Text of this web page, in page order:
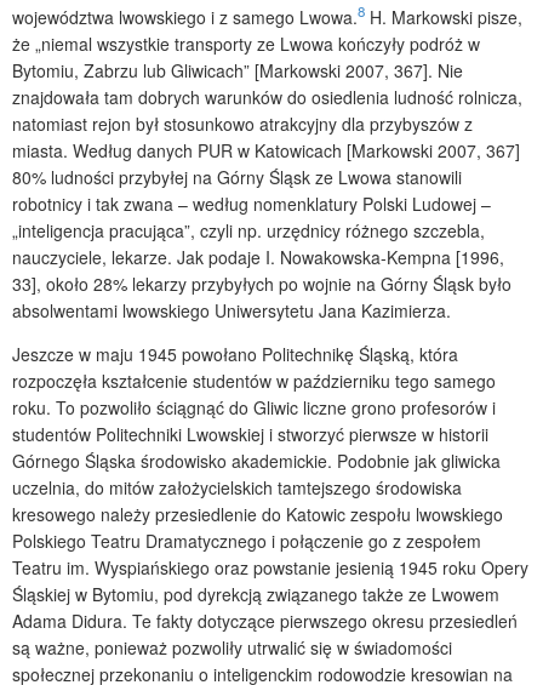
województwa lwowskiego i z samego Lwowa.8 H. Markowski pisze,
że „niemal wszystkie transporty ze Lwowa kończyły podróż w
Bytomiu, Zabrzu lub Gliwicach” [Markowski 2007, 367]. Nie
znajdowała tam dobrych warunków do osiedlenia ludność rolnicza,
natomiast rejon był stosunkowo atrakcyjny dla przybyszów z
miasta. Według danych PUR w Katowicach [Markowski 2007, 367]
80% ludności przybyłej na Górny Śląsk ze Lwowa stanowili
robotnicy i tak zwana – według nomenklatury Polski Ludowej –
„inteligencja pracująca”, czyli np. urzędnicy różnego szczebla,
nauczyciele, lekarze. Jak podaje I. Nowakowska-Kempna [1996,
33], około 28% lekarzy przybyłych po wojnie na Górny Śląsk było
absolwentami lwowskiego Uniwersytetu Jana Kazimierza.
Jeszcze w maju 1945 powołano Politechnikę Śląską, która
rozpoczęła kształcenie studentów w październiku tego samego
roku. To pozwoliło ściągnąć do Gliwic liczne grono profesorów i
studentów Politechniki Lwowskiej i stworzyć pierwsze w historii
Górnego Śląska środowisko akademickie. Podobnie jak gliwicka
uczelnia, do mitów założycielskich tamtejszego środowiska
kresowego należy przesiedlenie do Katowic zespołu lwowskiego
Polskiego Teatru Dramatycznego i połączenie go z zespołem
Teatru im. Wyspiańskiego oraz powstanie jesienią 1945 roku Opery
Śląskiej w Bytomiu, pod dyrekcją związanego także ze Lwowem
Adama Didura. Te fakty dotyczące pierwszego okresu przesiedleń
są ważne, ponieważ pozwoliły utrwalić się w świadomości
społecznej przekonaniu o inteligenckim rodowodzie kresowian na